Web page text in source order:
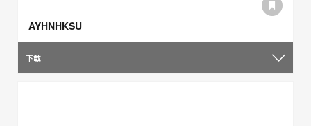
AYHNHKSU
下载